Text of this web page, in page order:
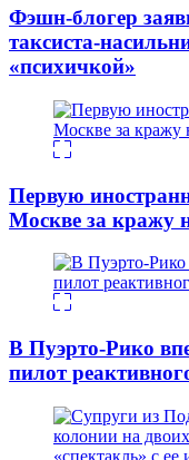
Фэшн-блогер
таксиста-
«психичкой»
Первую
Москве за кражу
В Пуэрто-Рико
пилот